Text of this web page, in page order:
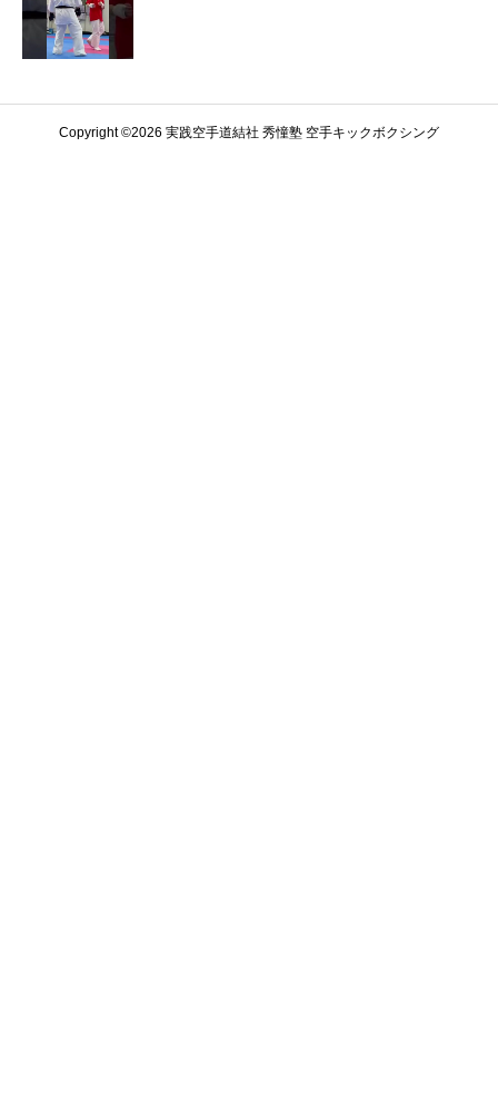
Copyright ©️2026 実践空手道結社 秀憧塾 空手キックボクシング